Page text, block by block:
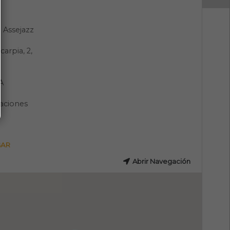
Assejazz
2,
Abrir Navegación